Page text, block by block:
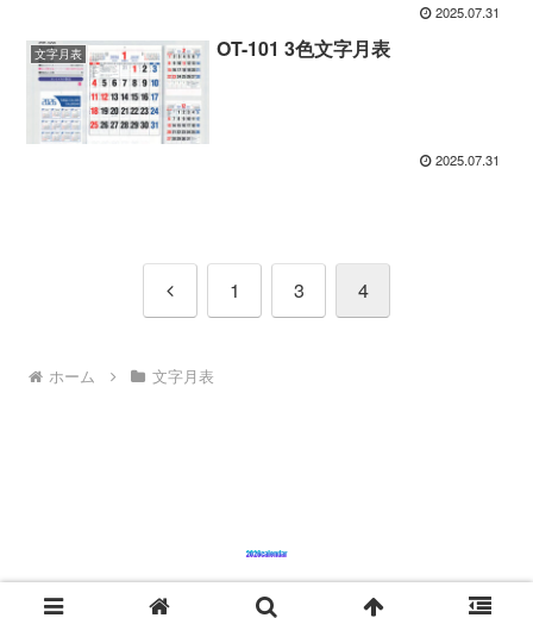
2025.07.31
文字月表 OT-101 3色文字月表
2025.07.31
前
1 3 4
ホーム 文字月表
© 2025 2026 CALENDAR.